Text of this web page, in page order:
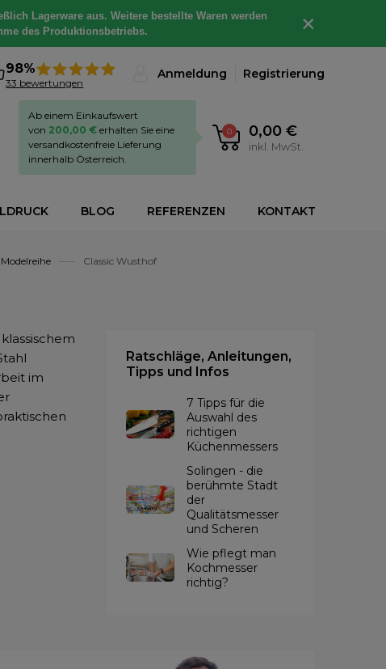
Lagerware aus. Weitere bestellte Waren werden
des Produktionsbetriebs.
×
98%
33 bewertungen
Anmeldung Registrierung
0 0,00 €
inkl. MwSt.
Ab einem Einkaufswert
von 200,00 € erhalten Sie eine
versandkostenfreie Lieferung
innerhalb Österreich.
BLOG REFERENZEN KONTAKT
Modelreihe Classic Wusthof
im
Ratschläge, Anleitungen,
Tipps und Infos
7 Tipps für die
Auswahl des
richtigen
Küchenmessers
Solingen - die
berühmte Stadt
der
Qualitätsmesser
und Scheren
Wie pflegt man
Kochmesser
richtig?